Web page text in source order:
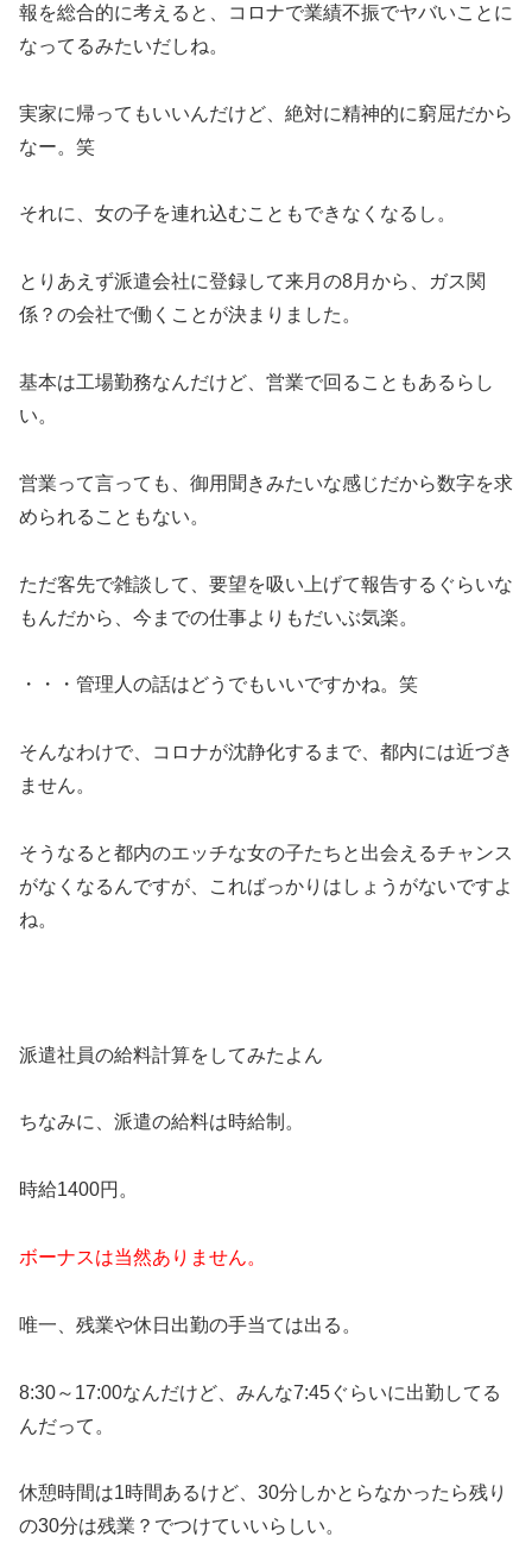
報を総合的に考えると、コロナで業績不振でヤバいことに
なってるみたいだしね。
実家に帰ってもいいんだけど、絶対に精神的に窮屈だから
なー。笑
それに、女の子を連れ込むこともできなくなるし。
とりあえず派遣会社に登録して来月の8月から、ガス関
係？の会社で働くことが決まりました。
基本は工場勤務なんだけど、営業で回ることもあるらし
い。
営業って言っても、御用聞きみたいな感じだから数字を求
められることもない。
ただ客先で雑談して、要望を吸い上げて報告するぐらいな
もんだから、今までの仕事よりもだいぶ気楽。
・・・管理人の話はどうでもいいですかね。笑
そんなわけで、コロナが沈静化するまで、都内には近づき
ません。
そうなると都内のエッチな女の子たちと出会えるチャンス
がなくなるんですが、こればっかりはしょうがないですよ
ね。
派遣社員の給料計算をしてみたよん
ちなみに、派遣の給料は時給制。
時給1400円。
ボーナスは当然ありません。
唯一、残業や休日出勤の手当ては出る。
8:30～17:00なんだけど、みんな7:45ぐらいに出勤してる
んだって。
休憩時間は1時間あるけど、30分しかとらなかったら残り
の30分は残業？でつけていいらしい。